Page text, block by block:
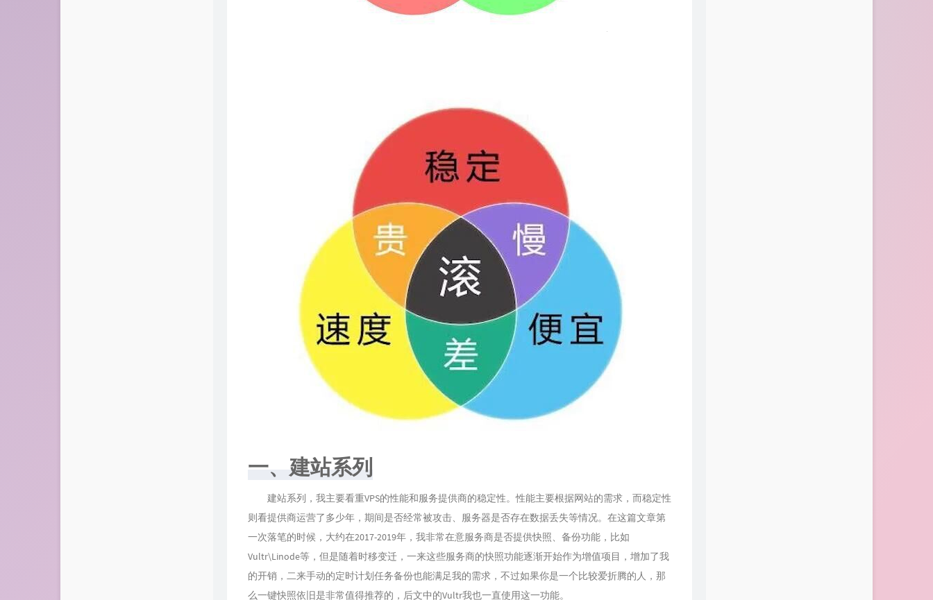
一、建站系列
建站系列，我主要看重VPS的性能和服务提供商的稳定性。性能主要根据网站的需求，而稳定性
则看提供商运营了多少年，期间是否经常被攻击、服务器是否存在数据丢失等情况。在这篇文章第
一次落笔的时候，大约在2017-2019年，我非常在意服务商是否提供快照、备份功能，比如
Vultr\Linode等，但是随着时移变迁，一来这些服务商的快照功能逐渐开始作为增值项目，增加了我
的开销，二来手动的定时计划任务备份也能满足我的需求，不过如果你是一个比较爱折腾的人，那
么一键快照依旧是非常值得推荐的，后文中的Vultr我也一直使用这一功能。